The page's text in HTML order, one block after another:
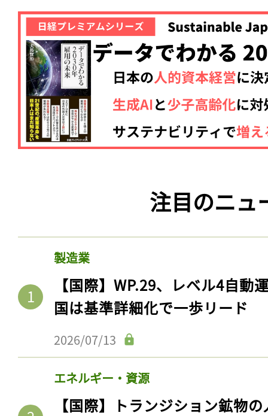
注目のニュ
製造業
【国際】WP.29、レベル4自動
国は基準詳細化で一歩リード
2026/07/13
エネルギー・資源
【国際】トランジション鉱物